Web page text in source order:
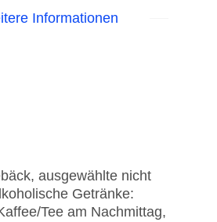
Informationen
ausgewählte nicht
Getränke:
Tee am Nachmittag,